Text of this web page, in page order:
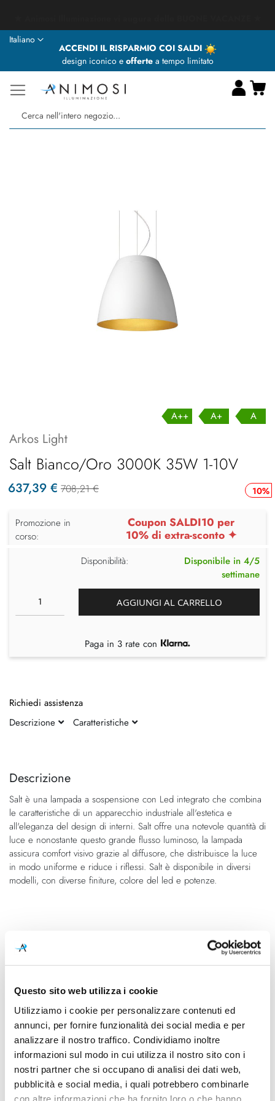
Questo sito web utilizza i cookie
Utilizziamo i cookie per personalizzare contenuti ed
annunci, per fornire funzionalità dei social media e per
analizzare il nostro traffico. Condividiamo inoltre
informazioni sul modo in cui utilizza il nostro sito con i
nostri partner che si occupano di analisi dei dati web,
pubblicità e social media, i quali potrebbero combinarle
con altre informazioni che ha fornito loro o che hanno
ACCENDI IL RISPARMIO COI SALDI
design iconico e offertea tempo limitato
Lingua
Italiano
fine
galleria
di
immagini
della
di
immagini
Descrizione
Salt è una lampada a sospensione con Led integrato che combina
le caratteristiche di un apparecchio industriale all'estetica e
all'eleganza del design di interni. Salt offre una notevole quantità di
luce e nonostante questo grande flusso luminoso, la lampada
assicura comfort visivo grazie al diffusore, che distribuisce la luce
in modo uniforme e riduce i riflessi. Salt è disponibile in diversi
modelli, con diverse finiture, colore del led e potenze.
Caratteristiche
Cod.Art.
A2200531WG
Designer
Rubén Saldaña
Colore led
3000K
Dimensioni
Ø 420mm - H 350mm (H cavo
2000mm)
Sorgente luminosa
Led integrato
Potenza e attacco
35W - 3000K - 5125Lm -
A++ A+ A
Arkos Light
Salt Bianco/Oro 3000K 35W 1-10V
10%
637,39 € 708,21 €
Promozione in
corso:
Coupon SALDI10 per
10% di extra-sconto ✦
Disponibilità:
Disponibile in 4/5
settimane
AGGIUNGI AL CARRELLO
Paga in 3 rate con
Richiedi assistenza
Descrizione
Caratteristiche